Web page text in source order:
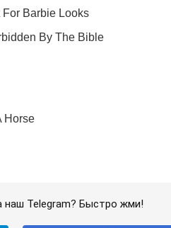
наш Telegram? Быстро жми!